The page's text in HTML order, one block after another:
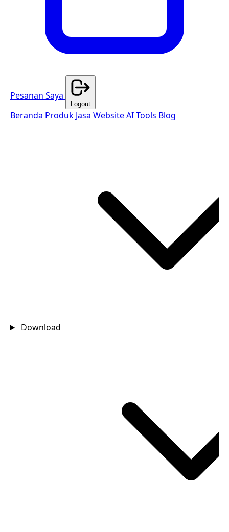
Pesanan Saya
Logout
Beranda Produk Jasa WebsiteAI Tools Blog
Download